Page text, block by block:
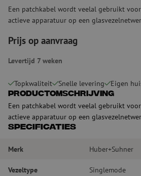
Een patchkabel wordt veelal gebruikt
actieve apparatuur op een
Prijs op aanvraag
Levertijd 7 weken
Topkwaliteit Snelle levering Eigen
Productomschrijving
Een patchkabel wordt veelal gebruikt
actieve apparatuur op een
Specificaties
Merk Huber+Suhner
Vezeltype Singlemode